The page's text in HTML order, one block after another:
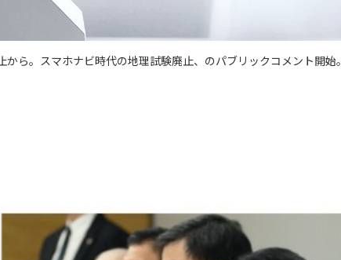
ら。スマホナビ時代の地理試験廃止、のパブリックコメント開始。